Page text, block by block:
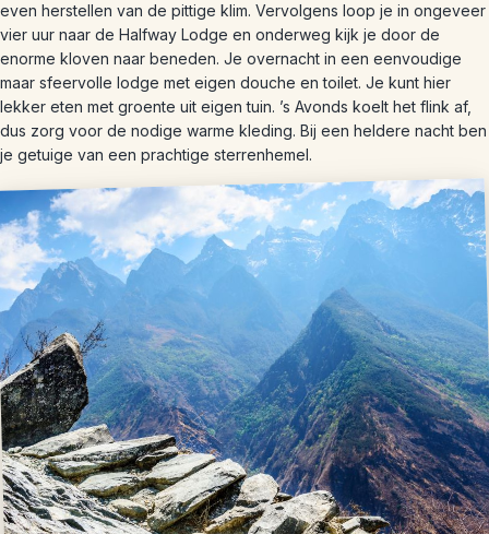
even herstellen van de pittige klim. Vervolgens loop je in ongeveer
vier uur naar de Halfway Lodge en onderweg kijk je door de
enorme kloven naar beneden. Je overnacht in een eenvoudige
maar sfeervolle lodge met eigen douche en toilet. Je kunt hier
lekker eten met groente uit eigen tuin. ’s Avonds koelt het flink af,
dus zorg voor de nodige warme kleding. Bij een heldere nacht ben
je getuige van een prachtige sterrenhemel.